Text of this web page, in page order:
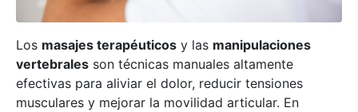
Los masajes terapéuticos y las manipulaciones
vertebrales son técnicas manuales altamente
efectivas para aliviar el dolor, reducir tensiones
musculares y mejorar la movilidad articular. En